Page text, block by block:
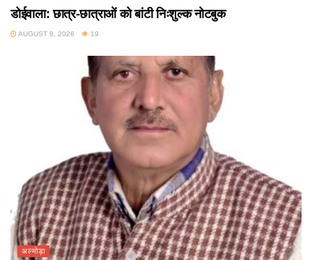
डोईवाला: छात्र-छात्राओं को बांटी निःशुल्क नोटबुक
AUGUST 8, 2026 19
अल्मोड़ा